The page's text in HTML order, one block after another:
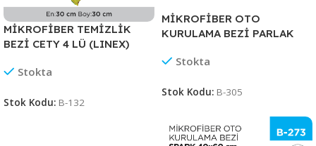
MİKROFİBER TEMİZLİK
BEZİ CETY 4 LÜ (LINEX)
Stokta
Stok Kodu: B-132
MİKROFİBER OTO
KURULAMA BEZİ PARLAK
500LS)
Stokta
Stok Kodu: B-305